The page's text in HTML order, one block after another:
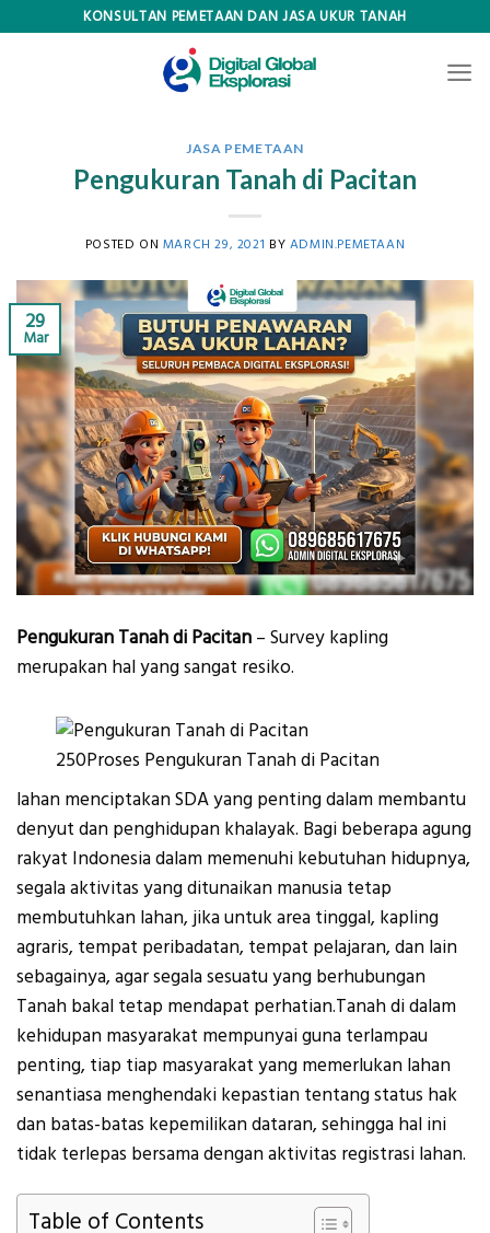
KONSULTAN PEMETAAN DAN JASA UKUR TANAH
JASA PEMETAAN
Pengukuran Tanah di Pacitan
POSTED ON MARCH 29, 2021 BY ADMIN.PEMETAAN
29
Mar
Pengukuran Tanah di Pacitan – Survey kapling
merupakan hal yang sangat resiko.
250Proses Pengukuran Tanah di Pacitan
lahan menciptakan SDA yang penting dalam membantu
denyut dan penghidupan khalayak. Bagi beberapa agung
rakyat Indonesia dalam memenuhi kebutuhan hidupnya,
segala aktivitas yang ditunaikan manusia tetap
membutuhkan lahan, jika untuk area tinggal, kapling
agraris, tempat peribadatan, tempat pelajaran, dan lain
sebagainya, agar segala sesuatu yang berhubungan
Tanah bakal tetap mendapat perhatian.Tanah di dalam
kehidupan masyarakat mempunyai guna terlampau
penting, tiap tiap masyarakat yang memerlukan lahan
senantiasa menghendaki kepastian tentang status hak
dan batas-batas kepemilikan dataran, sehingga hal ini
tidak terlepas bersama dengan aktivitas registrasi lahan.
Table of Contents